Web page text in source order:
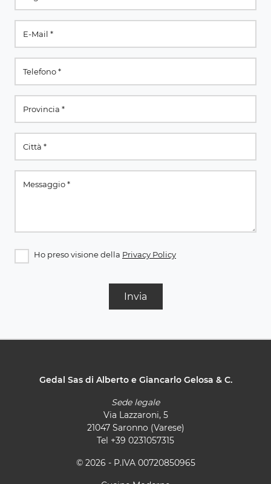
Ho preso visione della Privacy Policy
Invia
Gedal Sas di Alberto e Giancarlo Gelosa & C.
Sede legale
Via Lazzaroni, 5
21047 Saronno (Varese)
Tel +39 0231057315
© 2026 - P.IVA 00720850965